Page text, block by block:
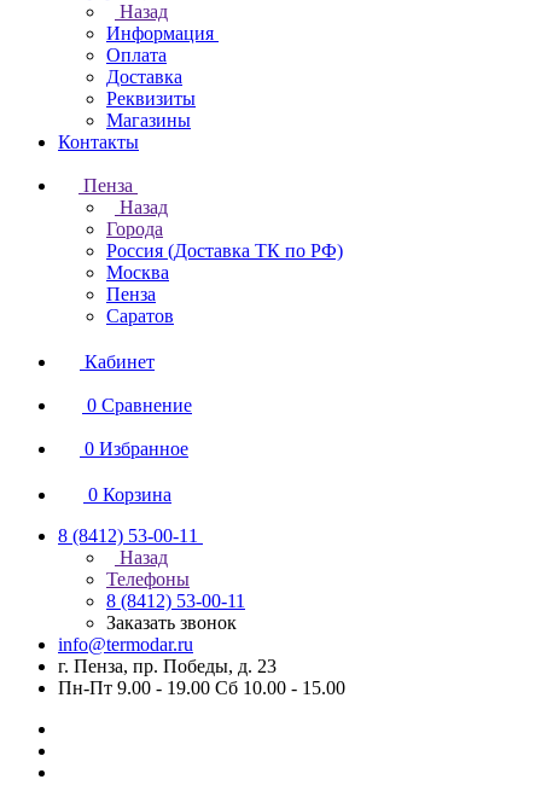
Назад
Информация
Оплата
Доставка
Реквизиты
Магазины
Контакты
Пенза
Назад
Города
Россия (Доставка ТК по РФ)
Москва
Пенза
Саратов
Кабинет
0 Сравнение
0 Избранное
0 Корзина
8 (8412) 53-00-11
Назад
Телефоны
8 (8412) 53-00-11
Заказать звонок
info@termodar.ru
г. Пенза, пр. Победы, д. 23
Пн-Пт 9.00 - 19.00 Сб 10.00 - 15.00